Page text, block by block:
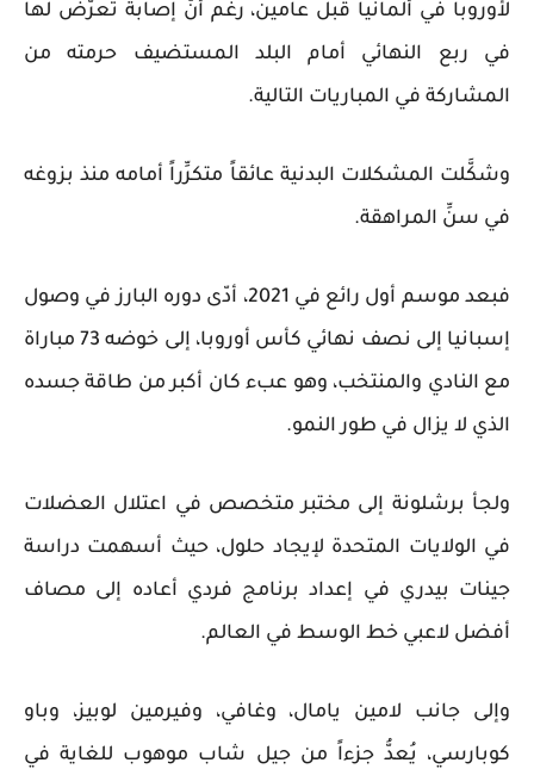
لأوروبا في ألمانيا قبل عامين، رغم أنَّ إصابة تعرَّض لها
في ربع النهائي أمام البلد المستضيف حرمته من
المشاركة في المباريات التالية.
وشكَّلت المشكلات البدنية عائقاً متكرِّراً أمامه منذ بزوغه
في سنِّ المراهقة.
فبعد موسم أول رائع في 2021، أدّى دوره البارز في وصول
إسبانيا إلى نصف نهائي كأس أوروبا، إلى خوضه 73 مباراة
مع النادي والمنتخب، وهو عبء كان أكبر من طاقة جسده
الذي لا يزال في طور النمو.
ولجأ برشلونة إلى مختبر متخصص في اعتلال العضلات
في الولايات المتحدة لإيجاد حلول، حيث أسهمت دراسة
جينات بيدري في إعداد برنامج فردي أعاده إلى مصاف
أفضل لاعبي خط الوسط في العالم.
وإلى جانب لامين يامال، وغافي، وفيرمين لوبيز، وباو
كوبارسي، يُعدُّ جزءاً من جيل شاب موهوب للغاية في